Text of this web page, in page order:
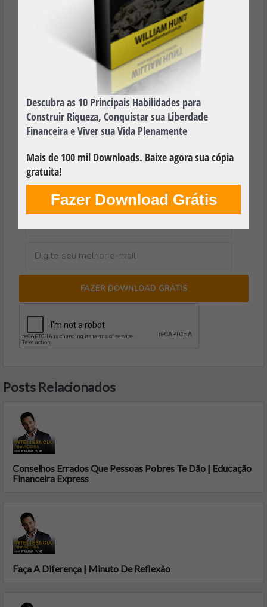
Descubra as 10 Principais Habilidades para
Construir Riqueza, Conquistar sua Liberdade
Financeira e Viver sua Vida Plenamente
Mais de 100 mil Downloads. Baixe agora sua cópia
gratuita!
Fazer Download Grátis
Baixe Agora, é 100% Gratuito!
FAZER DOWNLOAD GRÁTIS
Posts Relacionados
Conselhos Errados Que Pessoas Pobres Te Dão | Educação
Financeira Express
Faça A Diferença | Minuto De Reflexão